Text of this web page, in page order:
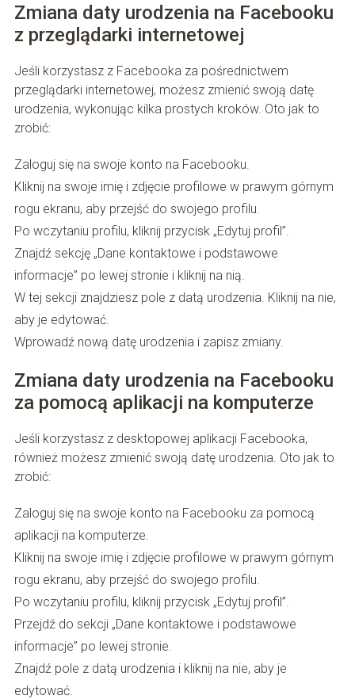
Zmiana daty urodzenia na Facebooku
z przeglądarki internetowej
Jeśli korzystasz z Facebooka za pośrednictwem
przeglądarki internetowej, możesz zmienić swoją datę
urodzenia, wykonując kilka prostych kroków. Oto jak to
zrobić:
Zaloguj się na swoje konto na Facebooku.
Kliknij na swoje imię i zdjęcie profilowe w prawym górnym
rogu ekranu, aby przejść do swojego profilu.
Po wczytaniu profilu, kliknij przycisk „Edytuj profil”.
Znajdź sekcję „Dane kontaktowe i podstawowe
informacje” po lewej stronie i kliknij na nią.
W tej sekcji znajdziesz pole z datą urodzenia. Kliknij na nie,
aby je edytować.
Wprowadź nową datę urodzenia i zapisz zmiany.
Zmiana daty urodzenia na Facebooku
za pomocą aplikacji na komputerze
Jeśli korzystasz z desktopowej aplikacji Facebooka,
również możesz zmienić swoją datę urodzenia. Oto jak to
zrobić:
Zaloguj się na swoje konto na Facebooku za pomocą
aplikacji na komputerze.
Kliknij na swoje imię i zdjęcie profilowe w prawym górnym
rogu ekranu, aby przejść do swojego profilu.
Po wczytaniu profilu, kliknij przycisk „Edytuj profil”.
Przejdź do sekcji „Dane kontaktowe i podstawowe
informacje” po lewej stronie.
Znajdź pole z datą urodzenia i kliknij na nie, aby je
edytować.